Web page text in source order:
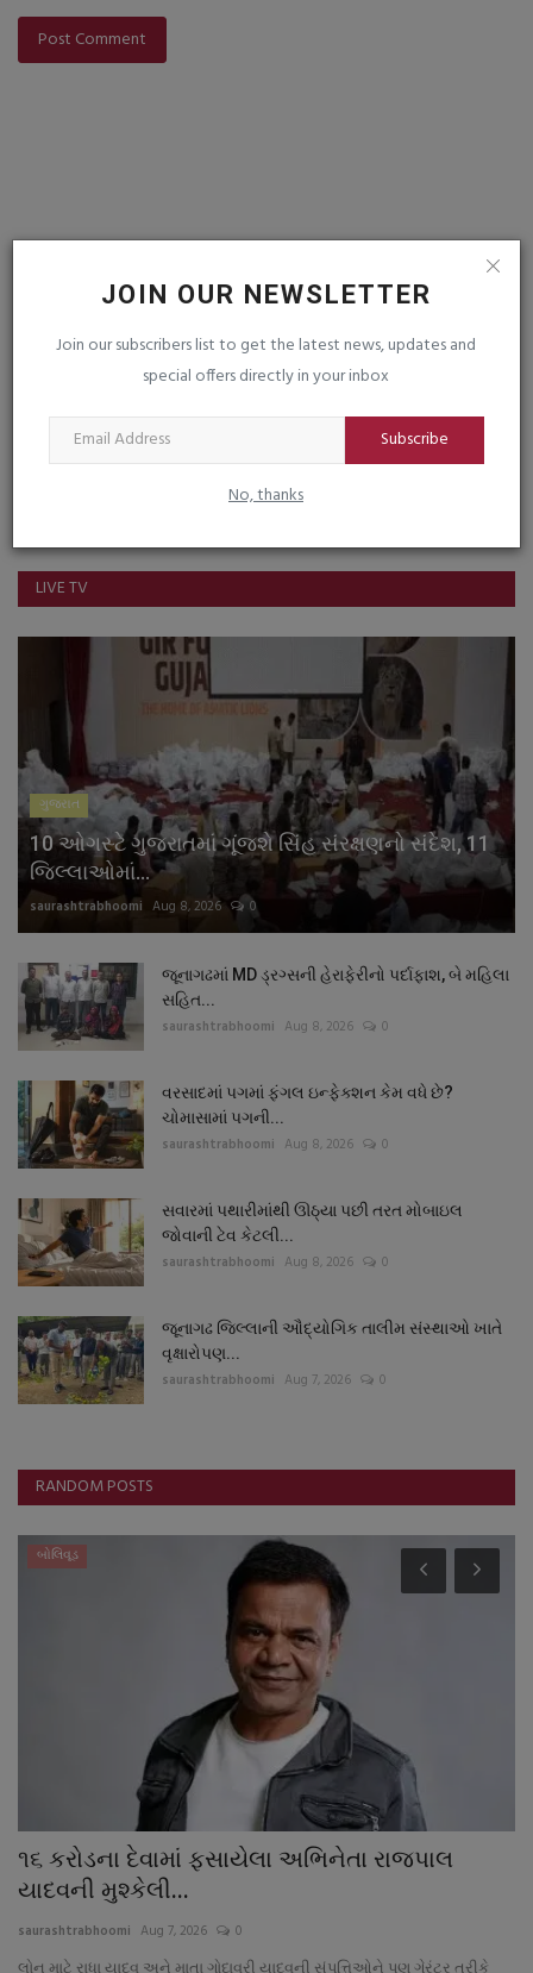
JOIN OUR NEWSLETTER
Join our subscribers list to get the latest news, updates and
special offers directly in your inbox
Subscribe
No, thanks
Post Comment
Facebook Instagram
LIVE TV
ગુજરાત
10 ઓગસ્ટે ગુજરાતમાં ગૂંજશે સિંહ સંરક્ષણનો સંદેશ, 11
જિલ્લાઓમાં...
saurashtrabhoomi Aug 8, 2026 0
જૂનાગઢમાં MD ડ્રગ્સની હેરાફેરીનો પર્દાફાશ, બે મહિલા
સહિત...
saurashtrabhoomi Aug 8, 2026 0
વરસાદમાં પગમાં ફંગલ ઇન્ફેક્શન કેમ વધે છે?
ચોમાસામાં પગની...
saurashtrabhoomi Aug 8, 2026 0
સવારમાં પથારીમાંથી ઊઠ્યા પછી તરત મોબાઇલ
જોવાની ટેવ કેટલી...
saurashtrabhoomi Aug 8, 2026 0
જૂનાગઢ જિલ્લાની ઔદ્યોગિક તાલીમ સંસ્થાઓ ખાતે
વૃક્ષારોપણ...
saurashtrabhoomi Aug 7, 2026 0
RANDOM POSTS
બોલિવૂડ
૧૬ કરોડના દેવામાં ફસાયેલા અભિનેતા રાજપાલ
યાદવની મુશ્કેલી...
saurashtrabhoomi Aug 7, 2026 0